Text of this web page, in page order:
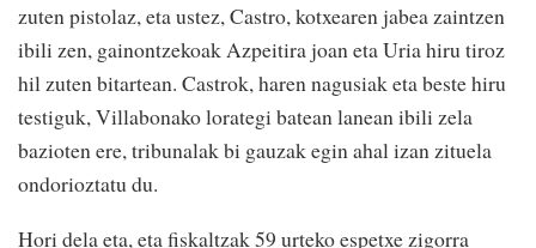
zuten pistolaz, eta ustez, Castro, kotxearen jabea zaintzen
ibili zen, gainontzekoak Azpeitira joan eta Uria hiru tiroz
hil zuten bitartean. Castrok, haren nagusiak eta beste hiru
testiguk, Villabonako lorategi batean lanean ibili zela
bazioten ere, tribunalak bi gauzak egin ahal izan zituela
ondorioztatu du.
Hori dela eta, eta fiskaltzak 59 urteko espetxe zigorra